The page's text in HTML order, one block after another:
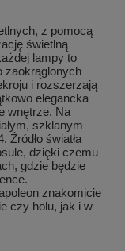
z pomocą
świetlną
lampy to
zaokrąglonych
i rozszerzają
elegancka
wnętrze. Na
szklanym
światła
dzięki czemu
gdzie będzie
znakomicie
czy holu, jak i w